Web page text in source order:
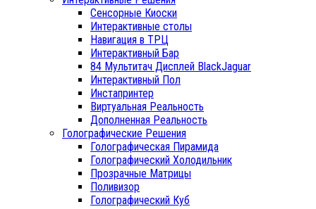
Сенсорные Киоски
Интерактивные столы
Навигация в ТРЦ
Интерактивный Бар
84 Мультитач Дисплей BlackJaguar
Интерактивный Пол
Инстапринтер
Виртуальная Реальность
Дополненная Реальность
Голографические Решения
Голографическая Пирамида
Голографический Холодильник
Прозрачные Матрицы
Поливизор
Голографический Куб